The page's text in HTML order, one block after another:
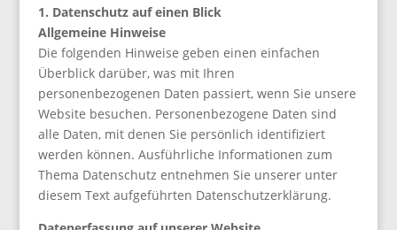
1. Datenschutz auf einen Blick
Allgemeine Hinweise
Die folgenden Hinweise geben einen einfachen
Überblick darüber, was mit Ihren
personenbezogenen Daten passiert, wenn Sie unsere
Website besuchen. Personenbezogene Daten sind
alle Daten, mit denen Sie persönlich identifiziert
werden können. Ausführliche Informationen zum
Thema Datenschutz entnehmen Sie unserer unter
diesem Text aufgeführten Datenschutzerklärung.